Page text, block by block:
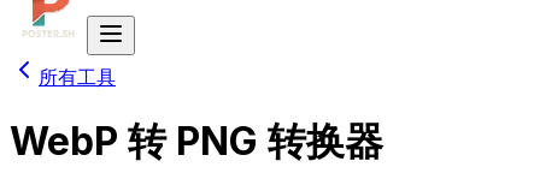
所有工具
WebP 转 PNG 转换器